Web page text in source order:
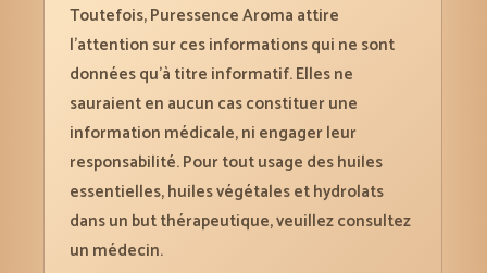
Toutefois, Puressence Aroma attire
l’attention sur ces informations qui ne sont
données qu’à titre informatif. Elles ne
sauraient en aucun cas constituer une
information médicale, ni engager leur
responsabilité. Pour tout usage des huiles
essentielles, huiles végétales et hydrolats
dans un but thérapeutique, veuillez consultez
un médecin.